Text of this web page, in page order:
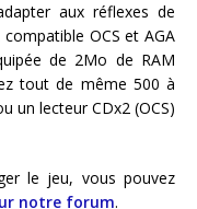
aux réflexes de
OCS et AGA
de 2Mo de RAM
tout de même 500 à
un lecteur CDx2 (OCS)
le jeu, vous pouvez
notre forum.